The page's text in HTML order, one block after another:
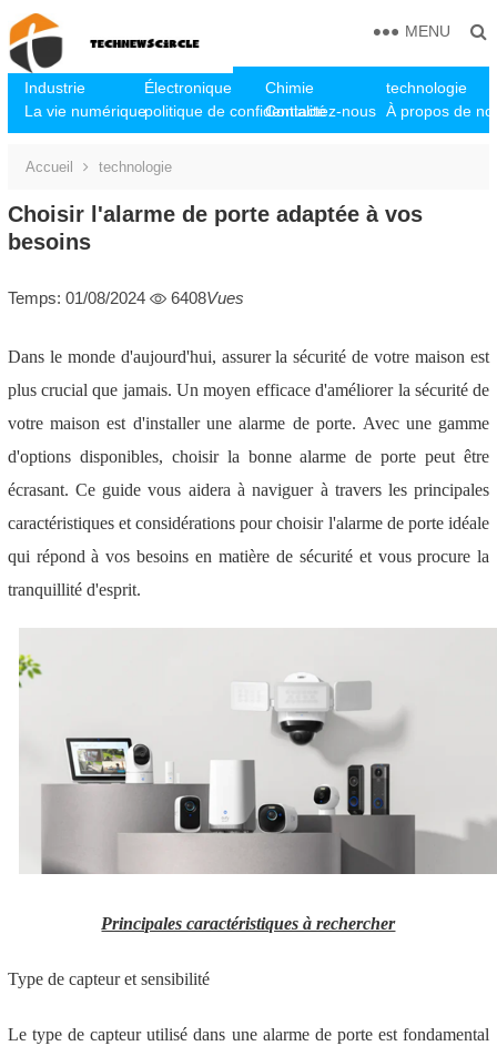
Industrie Électronique Chimie
technologie
La vie numériquepolitique de confidentialité
Contactez-nous À propos de
MENU
Accueil technologie
Choisir l'alarme de porte adaptée à vos
besoins
Temps: 01/08/2024 6408Vues
Dans le monde d'aujourd'hui, assurer la sécurité de votre maison est
plus crucial que jamais. Un moyen efficace d'améliorer la sécurité de
votre maison est d'installer une alarme de porte. Avec une gamme
d'options disponibles, choisir la bonne alarme de porte peut être
écrasant. Ce guide vous aidera à naviguer à travers les principales
caractéristiques et considérations pour choisir l'alarme de porte idéale
qui répond à vos besoins en matière de sécurité et vous procure la
tranquillité d'esprit.
Principales caractéristiques à rechercher
Type de capteur et sensibilité
Le type de capteur utilisé dans une alarme de porte est fondamental